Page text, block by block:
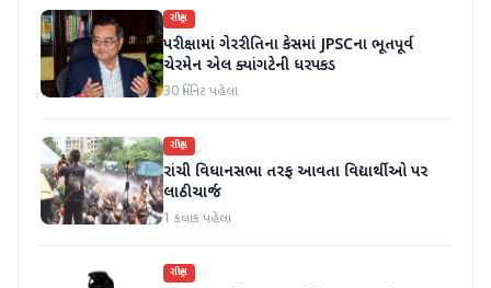
રાષ્ટ્રીય
પરીક્ષામાં ગેરરીતિના કેસમાં JPSCના ભૂતપૂર્વ
ચેરમેન એલ ક્યાંગટેની ધરપકડ
30 મિનિટ પહેલા
રાષ્ટ્રીય
રાંચી વિધાનસભા તરફ આવતા વિદ્યાર્થીઓ પર
લાઠીચાર્જ
1 કલાક પહેલા
રાષ્ટ્રીય